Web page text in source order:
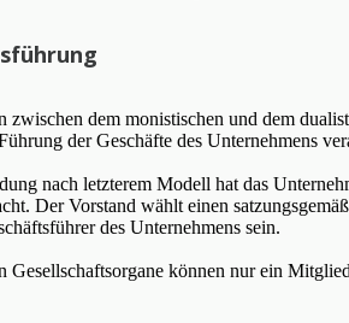
zwischen dem monistischen und dem
der Geschäfte des Unternehmens
nach letzterem Modell hat das
Der Vorstand wählt einen
des Unternehmens sein.
Gesellschaftsorgane können nur ein